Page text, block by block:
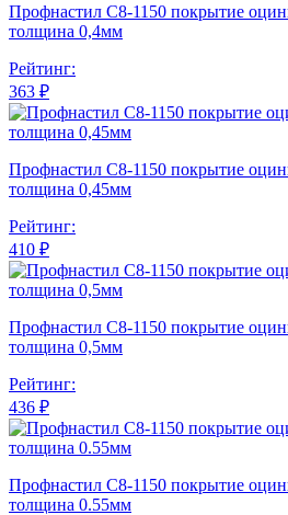
Профнастил С8-1150 покрытие
толщина 0,4мм
Рейтинг:
363 ₽
Профнастил С8-1150 покрытие
толщина 0,45мм
Рейтинг:
410 ₽
Профнастил С8-1150 покрытие
толщина 0,5мм
Рейтинг:
436 ₽
Профнастил С8-1150 покрытие
толщина 0.55мм